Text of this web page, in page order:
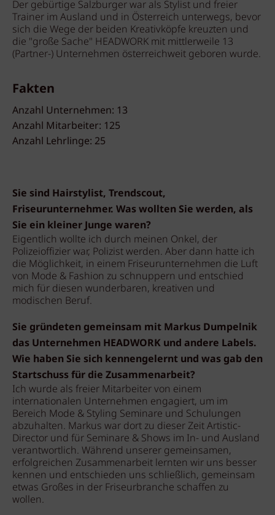
Der gebürtige Salzburger war als Stylist und freier
Trainer im Ausland und in Österreich unterwegs, bevor
sich die Wege der beiden Kreativköpfe kreuzten und
die "große Sache" HEADWORK mit mittlerweile 13
(Partner-) Unternehmen österreichweit geboren wurde.
Fakten
Anzahl Unternehmen: 13
Anzahl Mitarbeiter: 125
Anzahl Lehrlinge: 25
Sie sind Hairstylist, Trendscout,
Friseurunternehmer. Was wollten Sie werden, als
Sie ein kleiner Junge waren?
Eigentlich wollte ich durch meinen Onkel, der
Polizeioffizier war, Polizist werden. Aber dann hatte ich
die Möglichkeit, in einem Friseurunternehmen die Luft
von Mode & Fashion zu schnuppern und entschied
mich für diesen wunderbaren, kreativen und
modischen Beruf.
Sie gründeten gemeinsam mit Markus Dumpelnik
das Unternehmen HEADWORK und andere Labels.
Wie haben Sie sich kennengelernt und was gab den
Startschuss für die Zusammenarbeit?
Ich wurde als freier Mitarbeiter von einem
internationalen Unternehmen engagiert, um im
Bereich Mode & Styling Seminare und Schulungen
abzuhalten. Markus war dort zu dieser Zeit Artistic-
Director und für Seminare & Shows im In- und Ausland
verantwortlich. Während unserer gemeinsamen,
erfolgreichen Zusammenarbeit lernten wir uns besser
kennen und entschieden uns schließlich, gemeinsam
etwas Großes in der Friseurbranche schaffen zu
wollen.